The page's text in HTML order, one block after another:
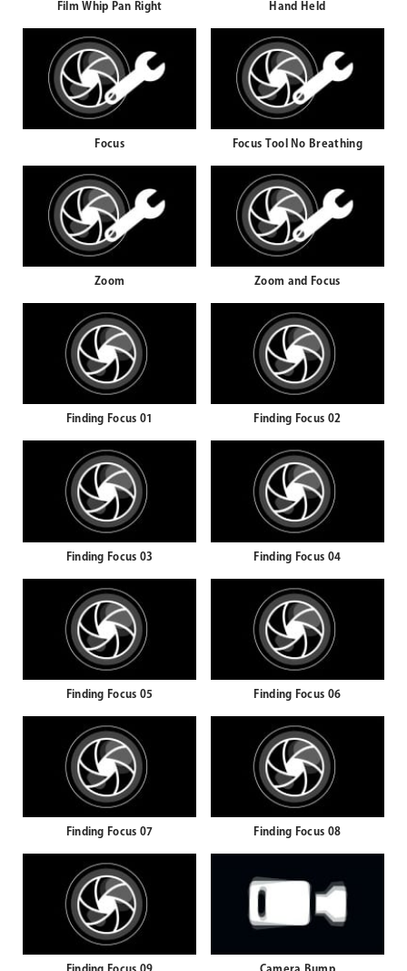
Film Whip Pan Right Hand Held
Focus Focus Tool No Breathing
Zoom Zoom and Focus
Finding Focus 01 Finding Focus 02
Finding Focus 03 Finding Focus 04
Finding Focus 05 Finding Focus 06
Finding Focus 07 Finding Focus 08